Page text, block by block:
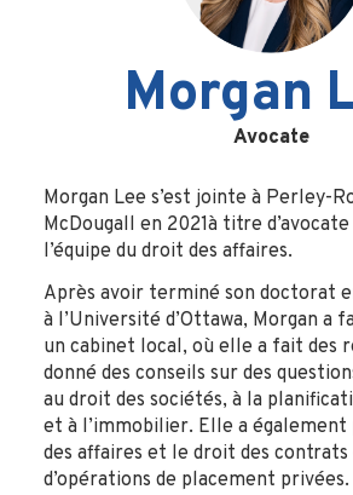
Morgan
Avocate
Morgan Lee s’est jointe à Perley-
McDougall en 2021à titre d’avocate
l’équipe du droit des affaires.
Après avoir terminé son doctorat
à l’Université d’Ottawa, Morgan a
un cabinet local, où elle a fait des
donné des conseils sur des
au droit des sociétés, à la
et à l’immobilier. Elle a
des affaires et le droit des contrats
d’opérations de placement privées.